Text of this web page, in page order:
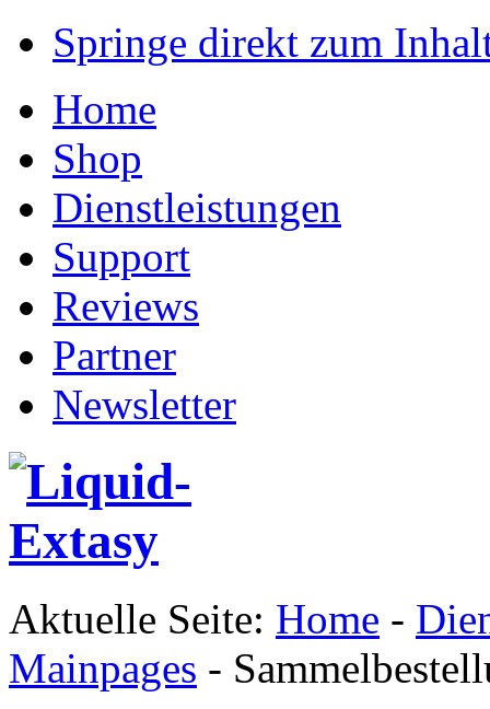
Springe direkt zum
Home
Shop
Dienstleistungen
Support
Reviews
Partner
Newsletter
Aktuelle Seite: Home -
Mainpages -